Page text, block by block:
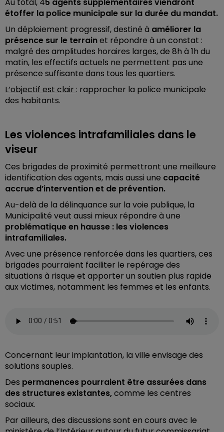
étoffer la police municipale sur la durée du mandat.
Un déploiement progressif, destiné à améliorer la
présence sur le terrainet répondre à un constat :
malgré des amplitudes horaires larges, de 8h à 1h du
matin, les effectifs actuels ne permettent pas une
présence suffisante dans tous les quartiers.
L’objectif est clair : rapprocher la police municipale
des habitants.
Les violences intrafamiliales dans le
viseur
Ces brigades de proximité permettront une meilleure
identification des agents, mais aussi une capacité
accrue d’intervention et de prévention.
Au-delà de la délinquance sur la voie publique, la
Municipalité veut aussi mieux répondre à une
problématique en hausse : les violences
intrafamiliales.
Avec une présence renforcée dans les quartiers, ces
brigades pourraient faciliter le repérage des
situations à risque et apporter un soutien plus rapide
aux victimes, notamment les femmes et les enfants.
Concernant leur implantation, la ville envisage des
solutions souples.
Des permanences pourraient être assurées dans
des structures existantes,comme les centres
sociaux.
Par ailleurs, des discussions sont en cours avec le